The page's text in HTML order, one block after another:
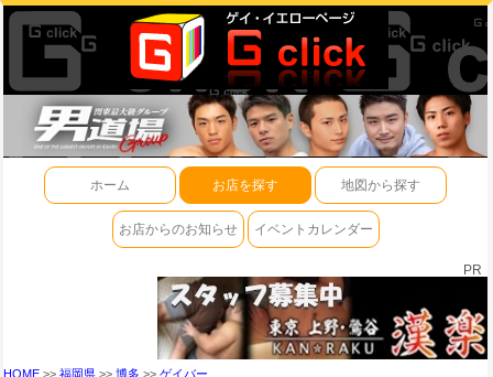
ホーム お店を探す 地図から探す
お店からのお知らせ イベントカレンダー
PR
HOME >> 福岡県 >> 博多 >> ゲイバー